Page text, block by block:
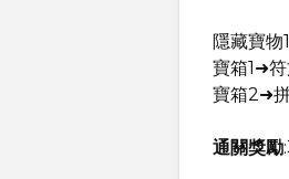
隱藏寶
寶箱1➜
寶箱2➜
通關獎勵